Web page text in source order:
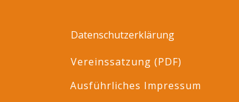
Datenschutzerklärung
Vereinssatzung (PDF)
Ausführliches Impressum